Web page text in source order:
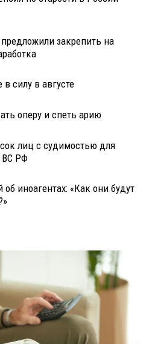
закрепить на
силу в августе
оперу и спеть арию
лиц с судимостью для
ВС РФ
иноагентах: «Как они будут